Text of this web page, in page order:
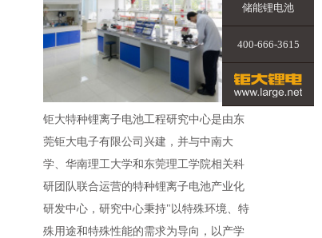
钜大特种锂离子电池工程研究中心是由东
莞钜大电子有限公司兴建，并与中南大
学、华南理工大学和东莞理工学院相关科
研团队联合运营的特种锂离子电池产业化
研发中心，研究中心秉持"以特殊环境、特
殊用途和特殊性能的需求为导向，以产学
储能锂电池
400-666-3615